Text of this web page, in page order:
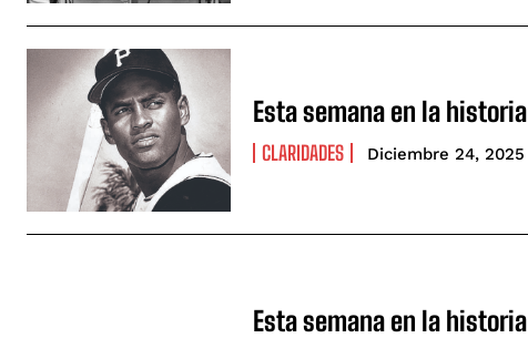
Esta semana en la historia
CLARIDADES Diciembre 24, 2025
Esta semana en la historia